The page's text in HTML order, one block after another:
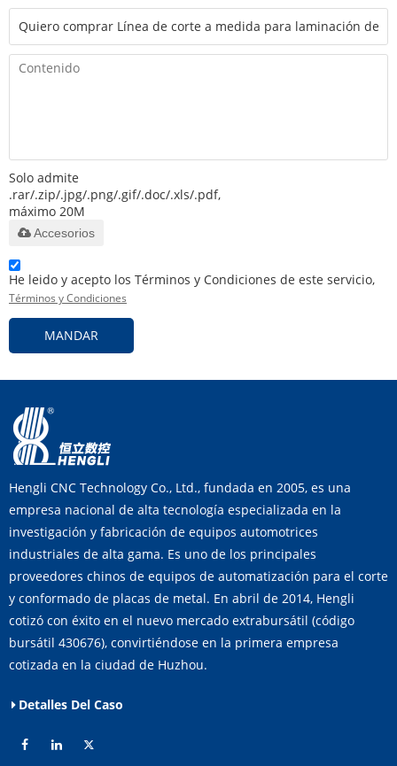
Solo admite
.rar/.zip/.jpg/.png/.gif/.doc/.xls/.pdf,
máximo 20M
Accesorios
He leido y acepto los Términos y Condiciones de este servicio,
Términos y Condiciones
MANDAR
Hengli CNC Technology Co., Ltd., fundada en 2005, es una
empresa nacional de alta tecnología especializada en la
investigación y fabricación de equipos automotrices
industriales de alta gama. Es uno de los principales
proveedores chinos de equipos de automatización para el corte
y conformado de placas de metal. En abril de 2014, Hengli
cotizó con éxito en el nuevo mercado extrabursátil (código
bursátil 430676), convirtiéndose en la primera empresa
cotizada en la ciudad de Huzhou.
Detalles Del Caso